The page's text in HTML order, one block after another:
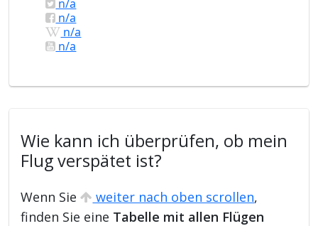
n/a
n/a
n/a
n/a
Wie kann ich überprüfen, ob mein
Flug verspätet ist?
Wenn Sie weiter nach oben scrollen,
finden Sie eine Tabelle mit allen Flügen